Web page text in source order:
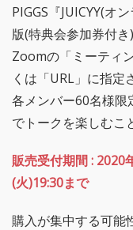
PIGGS『JUICYY(オ
版(特典会参加券付
Zoomの「ミーティ
くは「URL」に指
各メンバー60名様限
でトークを楽しむこ
販売受付期間 : 2020
(火)19:30まで
購入が集中する可能